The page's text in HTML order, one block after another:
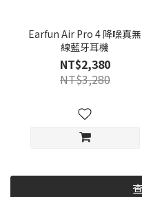
Earfun Air Pro 4 降噪真無
線藍牙耳機
NT$2,380
NT$3,280